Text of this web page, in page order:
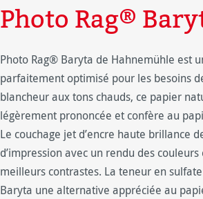
Photo Rag®
Photo Rag® Baryta de Hahnemühle est
parfaitement optimisé pour les besoins
blancheur aux tons chauds, ce papier
légèrement prononcée et confère au
Le couchage jet d’encre haute brillance
d’impression avec un rendu des
meilleurs contrastes. La teneur en
Baryta une alternative appréciée au